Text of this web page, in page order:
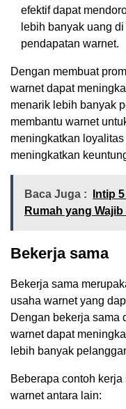
efektif dapat
lebih banyak uang
pendapatan warnet.
Dengan membuat
warnet dapat
menarik lebih banyak
membantu warnet
meningkatkan
meningkatkan
Baca Juga :
Intip
Rumah yang
Bekerja sama
Bekerja sama
usaha warnet yang
Dengan bekerja sama
warnet dapat
lebih banyak
Beberapa contoh
warnet antara lain: